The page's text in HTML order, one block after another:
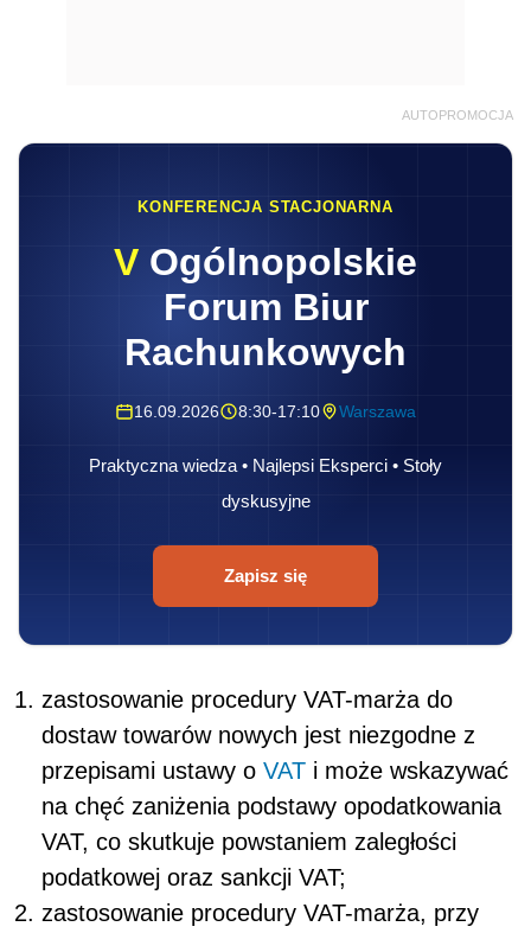
AUTOPROMOCJA
KONFERENCJA STACJONARNA
V Ogólnopolskie
Forum Biur
Rachunkowych
16.09.2026 8:30-17:10 Warszawa
Praktyczna wiedza • Najlepsi Eksperci • Stoły
dyskusyjne
Zapisz się
zastosowanie procedury VAT-marża do
dostaw towarów nowych jest niezgodne z
przepisami ustawy o VAT i może wskazywać
na chęć zaniżenia podstawy opodatkowania
VAT, co skutkuje powstaniem zaległości
podatkowej oraz sankcji VAT;
zastosowanie procedury VAT-marża, przy